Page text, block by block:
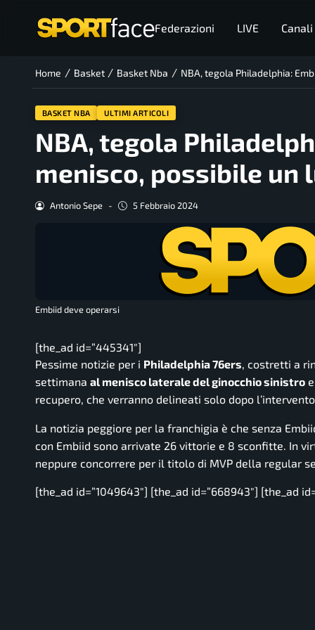
Federazioni LIVE Canali
Home / Basket / Basket Nba / NBA, tegola Philadelphia:
BASKET NBA ULTIMI ARTICOLI
NBA, tegola
menisco, possibile un
Antonio Sepe - 5 Febbraio 2024
Embiid deve operarsi
[the_ad id=”445341″]
Pessime notizie per i Philadelphia 76ers, costretti a
settimana al menisco laterale del ginocchio sinistro
recupero, che verranno delineati solo dopo
La notizia peggiore per la franchigia è che senza
con Embiid sono arrivate 26 vittorie e 8 sconfitte. In
neppure concorrere per il titolo di MVP della regular
[the_ad id=”1049643″] [the_ad id=”668943″] [the_ad